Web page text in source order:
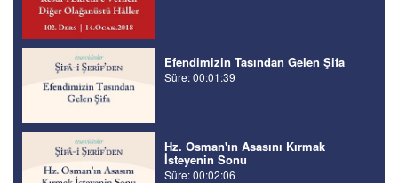
Efendimizin Tasından Gelen Şifa
Süre: 00:01:39
Hz. Osman'ın Asasını Kırmak
İsteyenin Sonu
Süre: 00:02:06